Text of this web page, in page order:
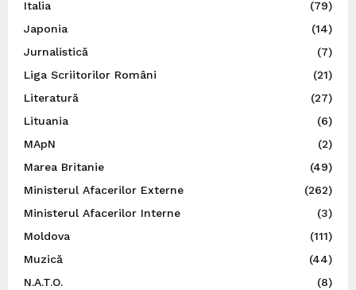
Italia
(79)
Japonia
(14)
Jurnalistică
(7)
Liga Scriitorilor Români
(21)
Literatură
(27)
Lituania
(6)
MApN
(2)
Marea Britanie
(49)
Ministerul Afacerilor Externe
(262)
Ministerul Afacerilor Interne
(3)
Moldova
(111)
Muzică
(44)
N.A.T.O.
(8)